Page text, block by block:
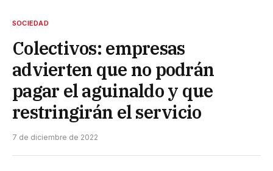
SOCIEDAD
Colectivos: empresas
advierten que no podrán
pagar el aguinaldo y que
restringirán el servicio
7 de diciembre de 2022